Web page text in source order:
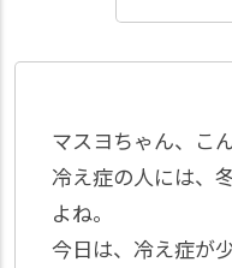
マスヨちゃん、こ
冷え症の人には、
よね。
今日は、冷え症が